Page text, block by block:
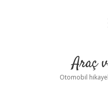
Araç
Otomobil